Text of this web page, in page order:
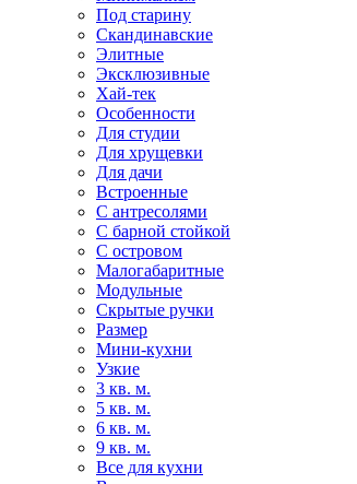
Под старину
Скандинавские
Элитные
Эксклюзивные
Хай-тек
Особенности
Для студии
Для хрущевки
Для дачи
Встроенные
С антресолями
С барной стойкой
С островом
Малогабаритные
Модульные
Скрытые ручки
Размер
Мини-кухни
Узкие
3 кв. м.
5 кв. м.
6 кв. м.
9 кв. м.
Все для кухни